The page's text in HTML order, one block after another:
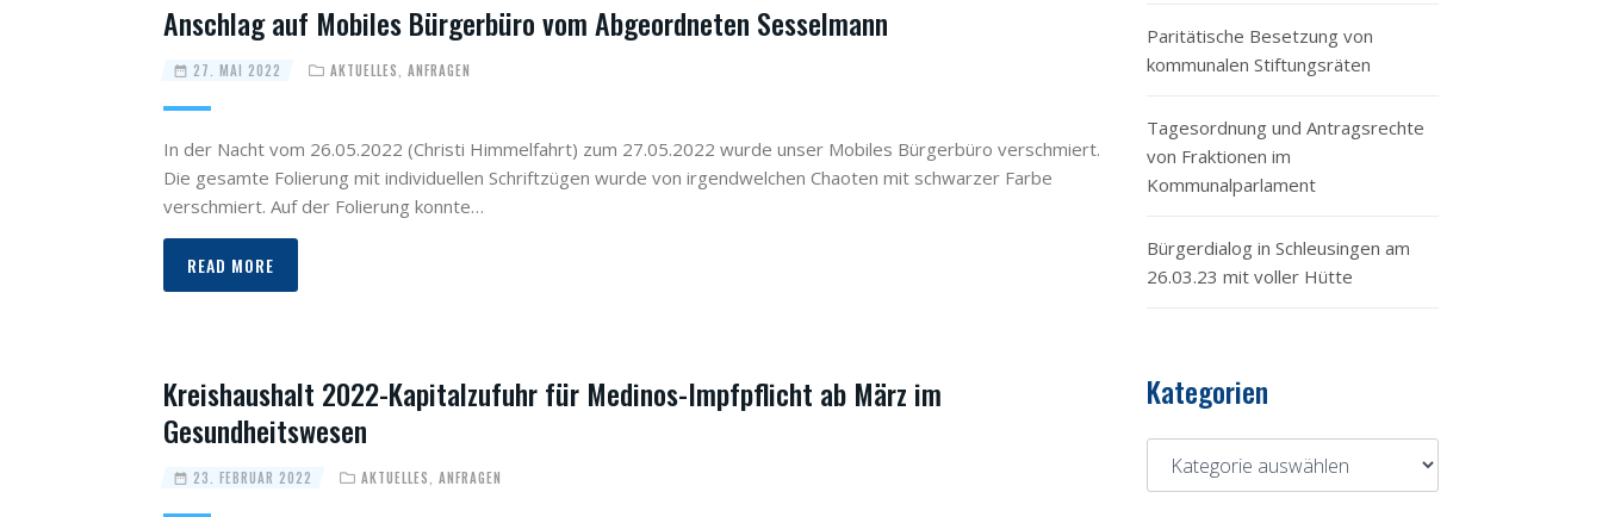
Anschlag auf Mobiles Bürgerbüro vom Abgeordneten Sesselmann
27. MAI 2022 AKTUELLES ANFRAGEN
In der Nacht vom 26.05.2022 (Christi Himmelfahrt) zum 27.05.2022 wurde unser Mobiles Bürgerbüro verschmiert.
Die gesamte Folierung mit individuellen Schriftzügen wurde von irgendwelchen Chaoten mit schwarzer Farbe
verschmiert. Auf der Folierung konnte…
READ MORE
Kreishaushalt 2022-Kapitalzufuhr für Medinos-Impfpflicht ab März im
Gesundheitswesen
23. FEBRUAR 2022 AKTUELLES ANFRAGEN
Paritätische Besetzung von
kommunalen Stiftungsräten
Tagesordnung und Antragsrechte
von Fraktionen im
Kommunalparlament
Bürgerdialog in Schleusingen am
26.03.23 mit voller Hütte
Kategorien